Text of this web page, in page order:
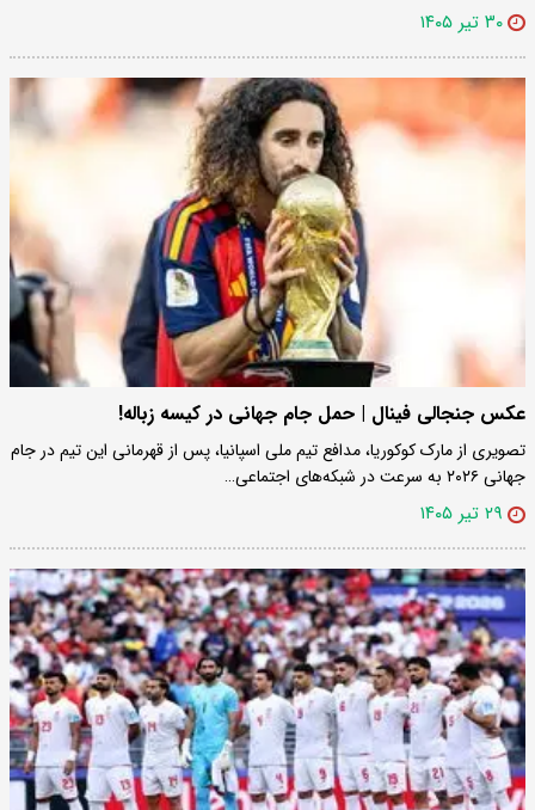
۳۰ تیر ۱۴۰۵
عکس جنجالی فینال | حمل جام جهانی در کیسه زباله!
تصویری از مارک کوکوریا، مدافع تیم ملی اسپانیا، پس از قهرمانی این تیم در جام
جهانی ۲۰۲۶ به سرعت در شبکه‌های اجتماعی…
۲۹ تیر ۱۴۰۵